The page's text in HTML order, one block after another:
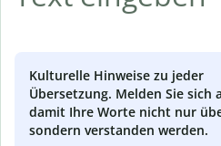
Kulturelle Hinweise zu jeder
Übersetzung. Melden Sie sich
damit Ihre Worte nicht nur
sondern verstanden werden.